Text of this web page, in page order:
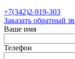
+7(342)2-919-303
Заказать обратный
Ваше имя
Телефон